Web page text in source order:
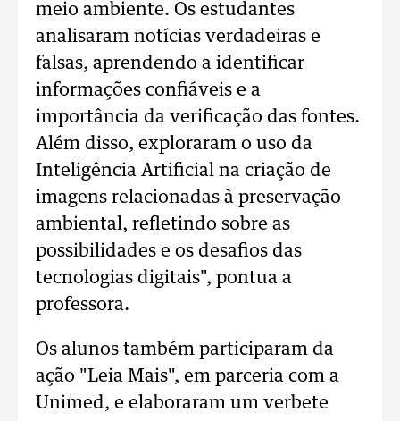
meio ambiente. Os estudantes
analisaram notícias verdadeiras e
falsas, aprendendo a identificar
informações confiáveis e a
importância da verificação das fontes.
Além disso, exploraram o uso da
Inteligência Artificial na criação de
imagens relacionadas à preservação
ambiental, refletindo sobre as
possibilidades e os desafios das
tecnologias digitais", pontua a
professora.
Os alunos também participaram da
ação "Leia Mais", em parceria com a
Unimed, e elaboraram um verbete